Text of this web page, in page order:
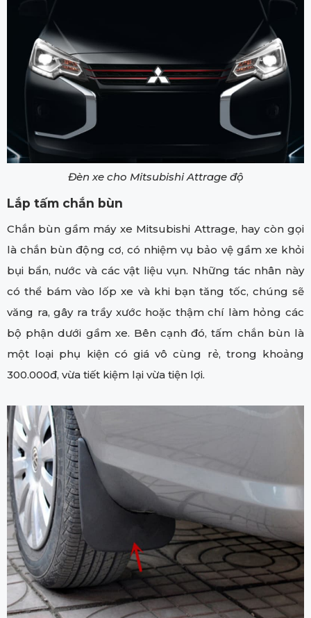
Đèn xe cho Mitsubishi Attrage độ
Lắp tấm chắn bùn
Chắn bùn gầm máy xe Mitsubishi Attrage, hay còn gọi
là chắn bùn động cơ, có nhiệm vụ bảo vệ gầm xe khỏi
bụi bẩn, nước và các vật liệu vụn. Những tác nhân này
có thể bám vào lốp xe và khi bạn tăng tốc, chúng sẽ
văng ra, gây ra trầy xước hoặc thậm chí làm hỏng các
bộ phận dưới gầm xe. Bên cạnh đó, tấm chắn bùn là
một loại phụ kiện có giá vô cùng rẻ, trong khoảng
300.000đ, vừa tiết kiệm lại vừa tiện lợi.